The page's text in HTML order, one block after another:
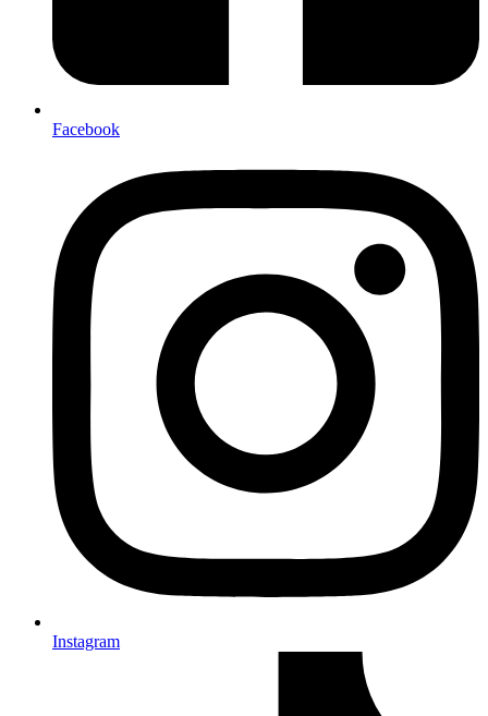
Facebook
Instagram